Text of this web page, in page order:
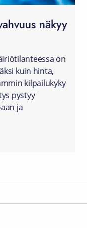
näkyy
on
kuin hinta,
kilpailukyky
pystyy
ja